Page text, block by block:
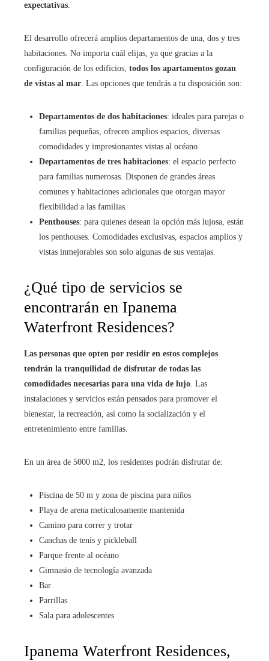
expectativas.
El desarrollo ofrecerá amplios departamentos de una, dos y tres
habitaciones. No importa cuál elijas, ya que gracias a la
configuración de los edificios, todos los apartamentos gozan
de vistas al mar. Las opciones que tendrás a tu disposición son:
Departamentos de dos habitaciones: ideales para parejas o
familias pequeñas, ofrecen amplios espacios, diversas
comodidades y impresionantes vistas al océano.
Departamentos de tres habitaciones: el espacio perfecto
para familias numerosas. Disponen de grandes áreas
comunes y habitaciones adicionales que otorgan mayor
flexibilidad a las familias.
Penthouses: para quienes desean la opción más lujosa, están
los penthouses. Comodidades exclusivas, espacios amplios y
vistas inmejorables son solo algunas de sus ventajas.
¿Qué tipo de servicios se
encontrarán en Ipanema
Waterfront Residences?
Las personas que opten por residir en estos complejos
tendrán la tranquilidad de disfrutar de todas las
comodidades necesarias para una vida de lujo. Las
instalaciones y servicios están pensados para promover el
bienestar, la recreación, así como la socialización y el
entretenimiento entre familias.
En un área de 5000 m2, los residentes podrán disfrutar de:
Piscina de 50 m y zona de piscina para niños
Playa de arena meticulosamente mantenida
Camino para correr y trotar
Canchas de tenis y pickleball
Parque frente al océano
Gimnasio de tecnología avanzada
Bar
Parrillas
Sala para adolescentes
Ipanema Waterfront Residences,